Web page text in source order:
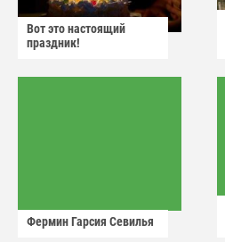
Вот это настоящий
праздник!
Фермин Гарсия Севилья